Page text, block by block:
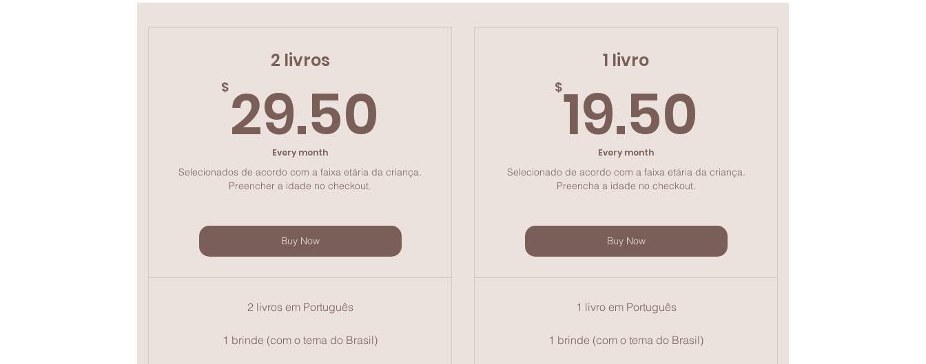
2 livros
$ 29.50 29.50$
Every month
Selecionados de acordo com a faixa etária da criança.
Preencher a idade no checkout.
Buy Now
2 livros em Português
1 brinde (com o tema do Brasil)
1 livro
$19.50
Every month
Selecionado de acordo com a faixa etária da criança.
Preencha a idade no checkout.
Buy Now
1 livro em Português
1 brinde (com o tema do Brasil)